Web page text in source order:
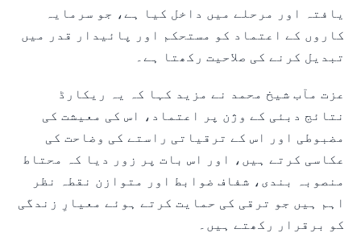
یافتہ اور مرحلے میں داخل کیا ہے، جو سرمایہ
کاروں کے اعتماد کو مستحکم اور پائیدار قدر میں
تبدیل کرنے کی صلاحیت رکھتا ہے۔
عزت مآب شیخ محمد نے مزید کہا کہ یہ ریکارڈ
نتائج دبئی کے وژن پر اعتماد، اس کی معیشت کی
مضبوطی اور اس کے ترقیاتی راستے کی وضاحت کی
عکاسی کرتے ہیں، اور اس بات پر زور دیا کہ محتاط
منصوبہ بندی، شفاف ضوابط اور متوازن نقطہ نظر
اہم ہیں جو ترقی کی حمایت کرتے ہوئے معیارِ زندگی
کو برقرار رکھتے ہیں۔